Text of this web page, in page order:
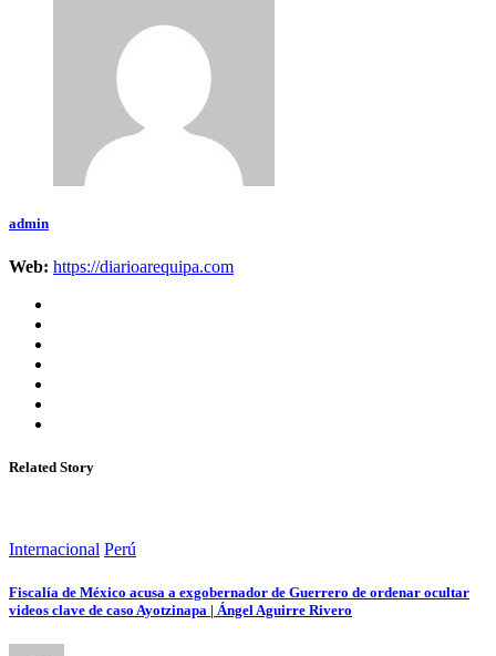
admin
Web: https://diarioarequipa.com
Related Story
Internacional Perú
Fiscalía de México acusa a exgobernador de Guerrero de ordenar ocultar
videos clave de caso Ayotzinapa | Ángel Aguirre Rivero